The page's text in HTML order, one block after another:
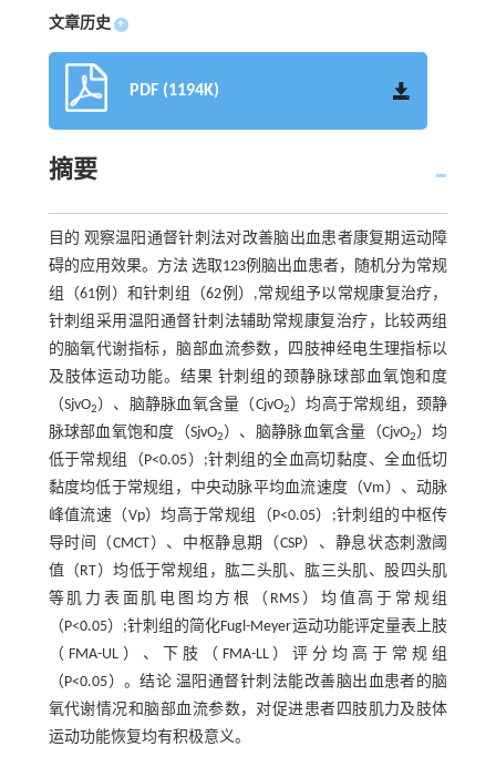
文章历史 +
PDF (1194K)
摘要
目的 观察温阳通督针刺法对改善脑出血患者康复期运动障
碍的应用效果。方法 选取123例脑出血患者，随机分为常规
组（61例）和针刺组（62例）,常规组予以常规康复治疗，
针刺组采用温阳通督针刺法辅助常规康复治疗，比较两组
的脑氧代谢指标，脑部血流参数，四肢神经电生理指标以
及肢体运动功能。结果 针刺组的颈静脉球部血氧饱和度
（SjvO2）、脑静脉血氧含量（CjvO2）均高于常规组，颈静
脉球部血氧饱和度（SjvO2）、脑静脉血氧含量（CjvO2）均
低于常规组（P<0.05）;针刺组的全血高切黏度、全血低切
黏度均低于常规组，中央动脉平均血流速度（Vm）、动脉
峰值流速（Vp）均高于常规组（P<0.05）;针刺组的中枢传
导时间（CMCT）、中枢静息期（CSP）、静息状态刺激阈
值（RT）均低于常规组，肱二头肌、肱三头肌、股四头肌
等肌力表面肌电图均方根（RMS）均值高于常规组
（P<0.05）;针刺组的简化Fugl-Meyer运动功能评定量表上肢
（FMA-UL）、下肢（FMA-LL）评分均高于常规组
（P<0.05）。结论 温阳通督针刺法能改善脑出血患者的脑
氧代谢情况和脑部血流参数，对促进患者四肢肌力及肢体
运动功能恢复均有积极意义。